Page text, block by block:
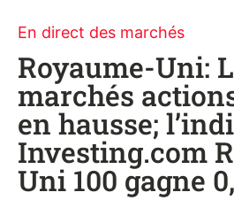
En direct des marchés
Royaume-Uni:
marchés
en hausse;
Investing.com
Uni 100 gagne